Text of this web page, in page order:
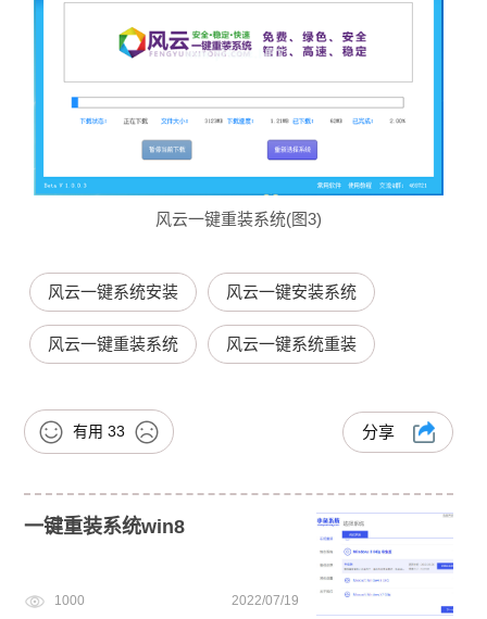
风云一键重装系统(图3)
风云一键系统安装 风云一键安装系统
风云一键重装系统 风云一键系统重装
有用 33 分享
一键重装系统win8
1000 2022/07/19